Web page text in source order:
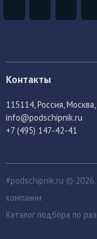
Контакты
115114 , Россия,
info@podschipnik.ru
+7 (495) 147-42-41
#podschipnik.ru ©
компании
Каталог подбора по